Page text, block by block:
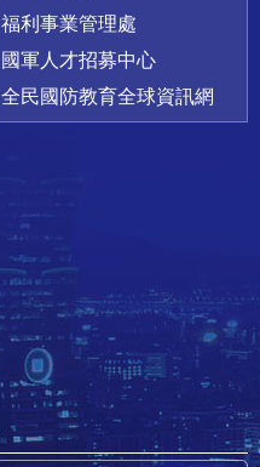
福利事業管理處
國軍人才招募中心
全民國防教育全球資訊網